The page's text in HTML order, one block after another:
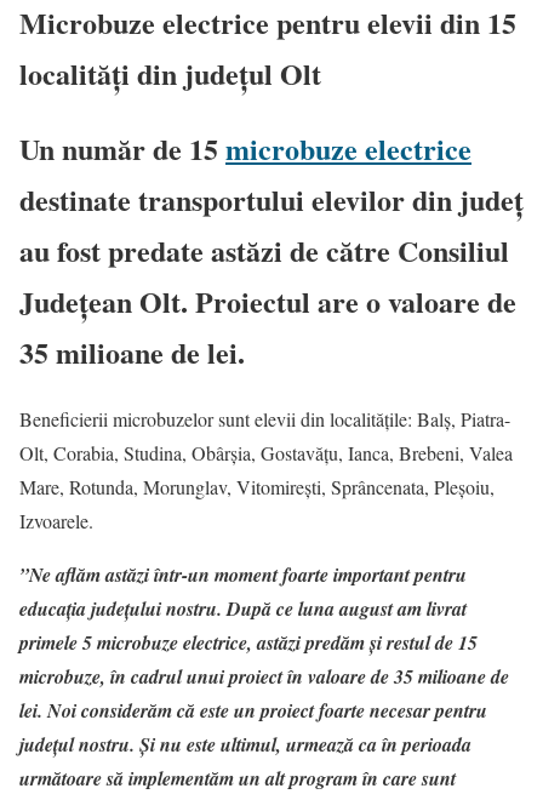
Microbuze electrice pentru elevii din 15
localități din județul Olt
Un număr de 15 microbuze electrice
destinate transportului elevilor din județ
au fost predate astăzi de către Consiliul
Județean Olt. Proiectul are o valoare de
35 milioane de lei.
Beneficierii microbuzelor sunt elevii din localitățile: Balș, Piatra-
Olt, Corabia, Studina, Obârșia, Gostavățu, Ianca, Brebeni, Valea
Mare, Rotunda, Morunglav, Vitomirești, Sprâncenata, Pleșoiu,
Izvoarele.
”Ne aflăm astăzi într-un moment foarte important pentru
educația județului nostru. După ce luna august am livrat
primele 5 microbuze electrice, astăzi predăm și restul de 15
microbuze, în cadrul unui proiect în valoare de 35 milioane de
lei. Noi considerăm că este un proiect foarte necesar pentru
județul nostru. Și nu este ultimul, urmează ca în perioada
următoare să implementăm un alt program în care sunt